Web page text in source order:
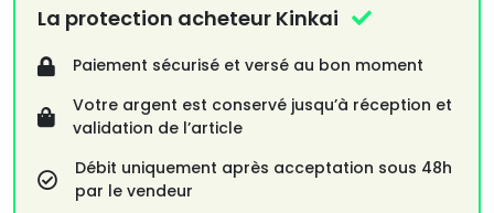
La protection acheteur Kinkai
Paiement sécurisé et versé au bon moment
Votre argent est conservé jusqu’à réception et
validation de l’article
Débit uniquement après acceptation sous 48h
par le vendeur